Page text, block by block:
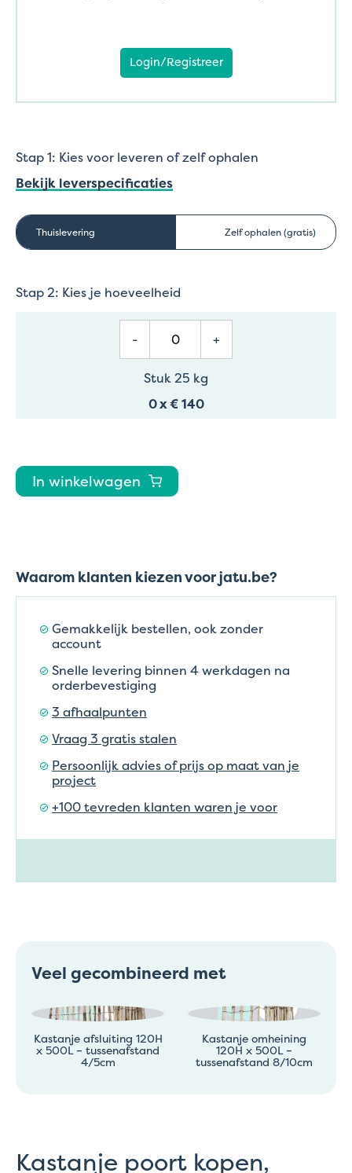
Login/Registreer
Stap 1: Kies voor leveren of zelf ophalen
Bekijk leverspecificaties
Thuislevering Zelf ophalen (gratis)
Stap 2: Kies je hoeveelheid
- +
Stuk 25 kg
0x€ 140
In winkelwagen
Waarom klanten kiezen voor jatu.be?
Gemakkelijk bestellen, ook zonder
account
Snelle levering binnen 4 werkdagen na
orderbevestiging
3 afhaalpunten
Vraag 3 gratis stalen
Persoonlijk advies of prijs op maat van je
project
+100 tevreden klanten waren je voor
Veel gecombineerd met
Kastanje afsluiting 120H
x 500L – tussenafstand
4/5cm
Kastanje omheining
120H x 500L –
tussenafstand 8/10cm
Kastanje poort kopen,